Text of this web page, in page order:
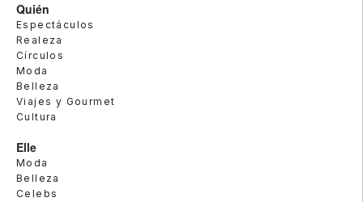
Quién
Espectáculos
Realeza
Círculos
Moda
Belleza
Viajes y Gourmet
Cultura
Elle
Moda
Belleza
Celebs